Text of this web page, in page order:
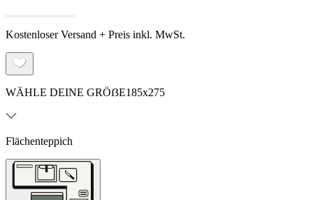
Kostenloser Versand + Preis inkl. MwSt.
WÄHLE DEINE GRÖẞE185x275
Flächenteppich